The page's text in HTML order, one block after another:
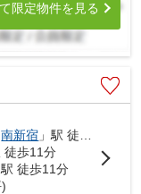
限定物件を見る
南新宿 」駅 徒歩6分
徒歩11分
駅 徒歩11分